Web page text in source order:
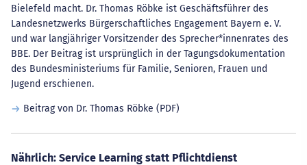
Bielefeld macht. Dr. Thomas Röbke ist Geschäftsführer des
Landesnetzwerks Bürgerschaftliches Engagement Bayern e. V.
und war langjähriger Vorsitzender des Sprecher*innenrates des
BBE. Der Beitrag ist ursprünglich in der Tagungsdokumentation
des Bundesministeriums für Familie, Senioren, Frauen und
Jugend erschienen.
Beitrag von Dr. Thomas Röbke (PDF)
Nährlich: Service Learning statt Pflichtdienst